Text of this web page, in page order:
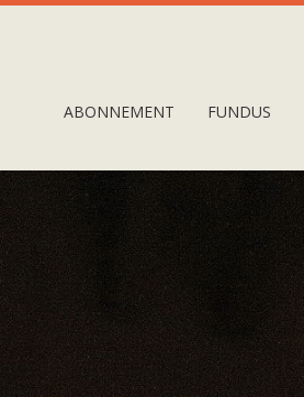
ABONNEMENT FUNDUS